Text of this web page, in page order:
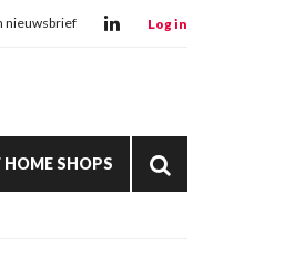
nieuwsbrief Log in
HOME SHOPS